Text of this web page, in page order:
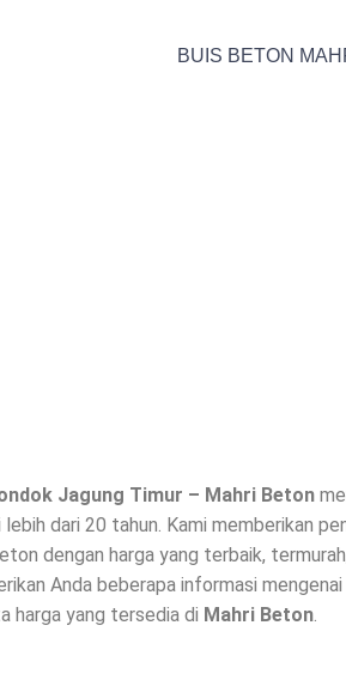
Jagung Timur – Mahri Beton
dari 20 tahun. Kami memberikan
dengan harga yang terbaik,
Anda beberapa informasi mengenai
harga yang tersedia di Mahri Beton